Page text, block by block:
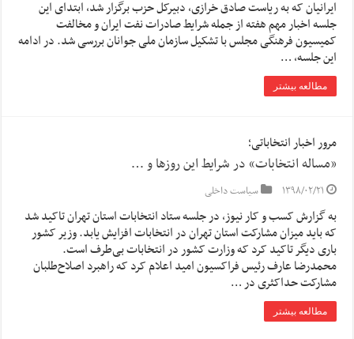
ایرانیان که به ریاست صادق خرازی، دبیرکل حزب برگزار شد، ابتدای این
جلسه اخبار مهم هفته از جمله شرایط صادرات نفت ایران و مخالفت
کمیسیون فرهنگی مجلس با تشکیل سازمان ملی جوانان بررسی شد. در ادامه
این جلسه، …
مطالعه بیشتر
مرور اخبار انتخاباتی؛
«مساله انتخابات» در شرایط این روزها و …
۱۳۹۸/۰۲/۲۱ سیاست داخلی
به گزارش کسب و کار نیوز، در جلسه ستاد انتخابات استان تهران تاکید شد
که باید میزان مشارکت استان تهران در انتخابات افزایش یابد. وزیر کشور
باری دیگر تاکید کرد که وزارت کشور در انتخابات بی‌طرف است.
محمدرضا عارف رئیس فراکسیون امید اعلام کرد که راهبرد اصلاح‌طلبان
مشارکت حداکثری در …
مطالعه بیشتر